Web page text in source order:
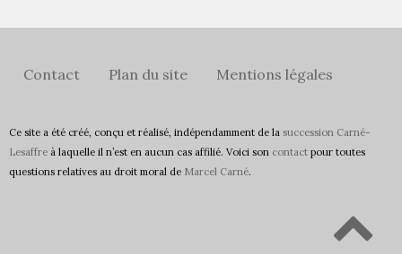
Contact Plan du site Mentions légales
Ce site a été créé, conçu et réalisé, indépendamment de la succession Carné-
Lesaffre à laquelle il n’est en aucun cas affilié. Voici son contact pour toutes
questions relatives au droit moral de Marcel Carné.
Retour